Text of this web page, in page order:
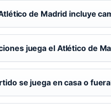
de Madrid incluye
juega el Atlético de
se juega en casa o